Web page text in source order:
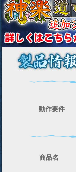
動作要件
商品名